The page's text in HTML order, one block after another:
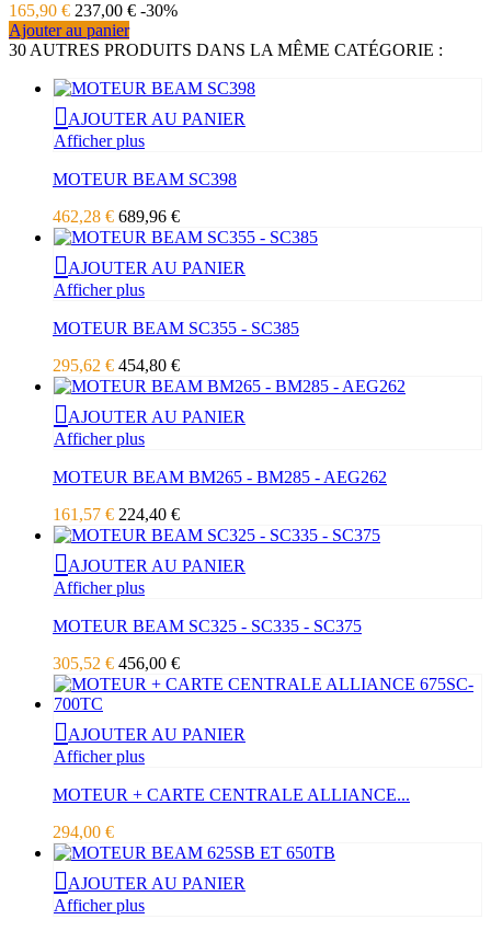
165,90 € 237,00 € -30%
Ajouter au panier
30 AUTRES PRODUITS DANS LA MÊME CATÉGORIE :
AJOUTER AU PANIER
Afficher plus
MOTEUR BEAM SC398
462,28 € 689,96 €
AJOUTER AU PANIER
Afficher plus
MOTEUR BEAM SC355 - SC385
295,62 € 454,80 €
AJOUTER AU PANIER
Afficher plus
MOTEUR BEAM BM265 - BM285 - AEG262
161,57 € 224,40 €
AJOUTER AU PANIER
Afficher plus
MOTEUR BEAM SC325 - SC335 - SC375
305,52 € 456,00 €
AJOUTER AU PANIER
Afficher plus
MOTEUR + CARTE CENTRALE ALLIANCE...
294,00 €
AJOUTER AU PANIER
Afficher plus